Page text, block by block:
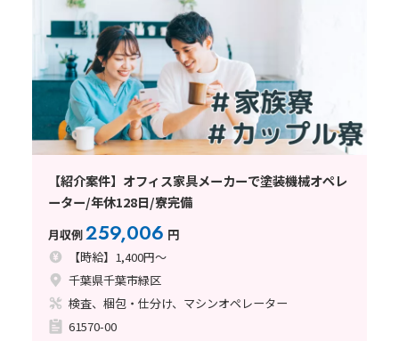
【紹介案件】オフィス家具メーカーで塗装機械オペレ
ーター/年休128日/寮完備
月収例259,006 円
【時給】1,400円～
千葉県千葉市緑区
検査、梱包・仕分け、マシンオペレーター
61570-00